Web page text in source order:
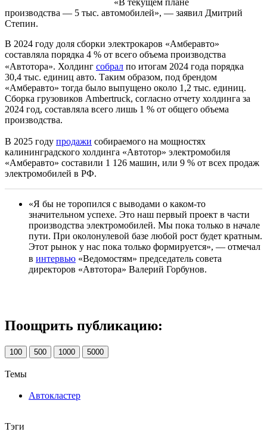
производства — 5 тыс. автомобилей», — заявил Дмитрий
Степин.
В 2024 году доля сборки электрокаров «Амберавто»
составляла порядка 4 % от всего объема производства
«Автотора». Холдинг собрал по итогам 2024 года порядка
30,4 тыс. единиц авто. Таким образом, под брендом
«Амберавто» тогда было выпущено около 1,2 тыс. единиц.
Сборка грузовиков Ambertruck, согласно отчету холдинга за
2024 год, составляла всего лишь 1 % от общего объема
производства.
В 2025 году продажи собираемого на мощностях
калининградского холдинга «Автотор» электромобиля
«Амберавто» составили 1 126 машин, или 9 % от всех продаж
электромобилей в РФ.
«Я бы не торопился с выводами о каком-то
значительном успехе. Это наш первый проект в части
производства электромобилей. Мы пока только в начале
пути. При околонулевой базе любой рост будет кратным.
Этот рынок у нас пока только формируется», — отмечал
в интервью «Ведомостям» председатель совета
директоров «Автотора» Валерий Горбунов.
Поощрить публикацию:
100 500 1000 5000
Темы
Автокластер
Тэги